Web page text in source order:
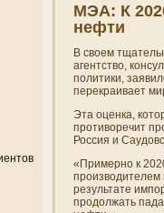
МЭА: К
нефти
В своем
агентство,
политики,
перекраивает
Эта оценка,
противоречит
Россия и
«Примерно к
производителем
результате
продолжать